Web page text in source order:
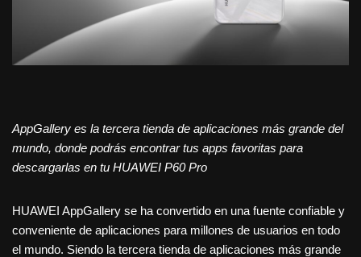
AppGallery es la tercera tienda de aplicaciones más grande del
mundo, donde podrás encontrar tus apps favoritas para
descargarlas en tu HUAWEI P60 Pro
HUAWEI AppGallery se ha convertido en una fuente confiable y
conveniente de aplicaciones para millones de usuarios en todo
el mundo. Siendo la tercera tienda de aplicaciones más grande